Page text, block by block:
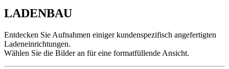
LADENBAU
Entdecken Sie Aufnahmen einiger kundenspezifisch angefertigten
Ladeneinrichtungen.
Wählen Sie die Bilder an für eine formatfüllende Ansicht.